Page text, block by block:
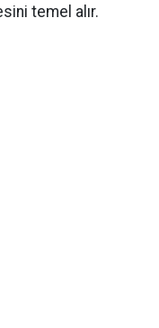
temel alır.